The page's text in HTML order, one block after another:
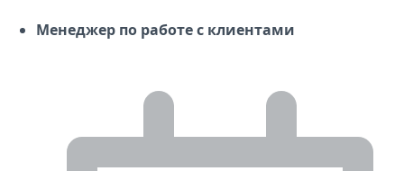
Менеджер по работе с клиентами